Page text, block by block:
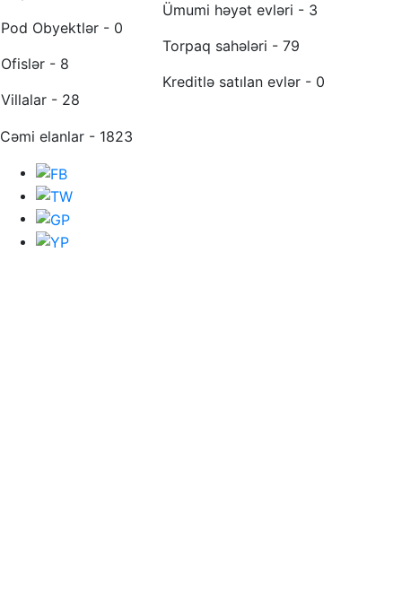
Pod Obyektlər - 0
Ofislər - 8
Villalar - 28
Ümumi həyət evləri - 3
Torpaq sahələri - 79
Kreditlə satılan evlər - 0
Cəmi elanlar - 1823